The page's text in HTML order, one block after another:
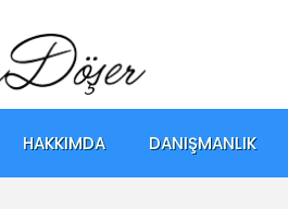
HAKKIMDA DANIŞMANLIK